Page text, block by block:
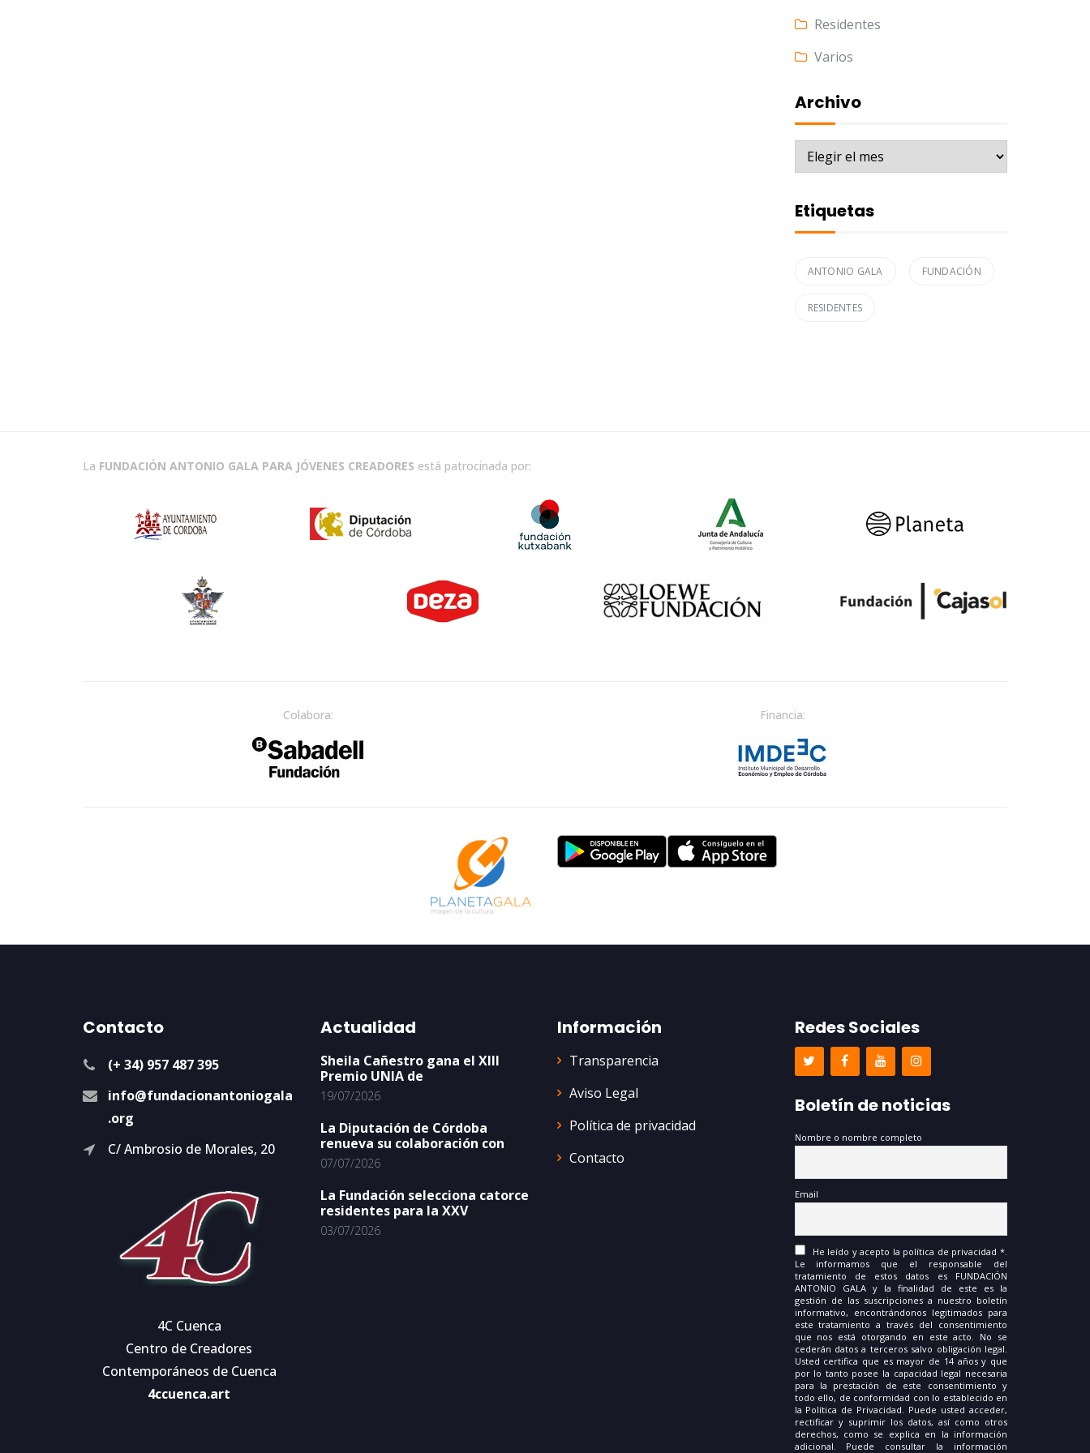
Residentes
Varios
Archivo
Archivo
Etiquetas
ANTONIO GALA FUNDACIÓN
RESIDENTES
La FUNDACIÓN ANTONIO GALA PARA JÓVENES CREADORES está patrocinada por:
Colabora: Financia:
Contacto
(+ 34) 957 487 395
info@fundacionantoniogala
.org
C/ Ambrosio de Morales, 20
4C Cuenca
Centro de Creadores
Contemporáneos de Cuenca
4ccuenca.art
Actualidad
Sheila Cañestro gana el XIII
Premio UNIA de
19/07/2026
La Diputación de Córdoba
renueva su colaboración con
07/07/2026
La Fundación selecciona catorce
residentes para la XXV
03/07/2026
Información
Transparencia
Aviso Legal
Política de privacidad
Contacto
Redes Sociales
Boletín de noticias
Nombre o nombre completo
Email
He leído y acepto la política de privacidad *.
Le informamos que el responsable del
tratamiento de estos datos es FUNDACIÓN
ANTONIO GALA y la finalidad de este es la
gestión de las suscripciones a nuestro boletín
informativo, encontrándonos legitimados para
este tratamiento a través del consentimiento
que nos está otorgando en este acto. No se
cederán datos a terceros salvo obligación legal.
Usted certifica que es mayor de 14 años y que
por lo tanto posee la capacidad legal necesaria
para la prestación de este consentimiento y
todo ello, de conformidad con lo establecido en
la Política de Privacidad. Puede usted acceder,
rectificar y suprimir los datos, así como otros
derechos, como se explica en la información
adicional. Puede consultar la información